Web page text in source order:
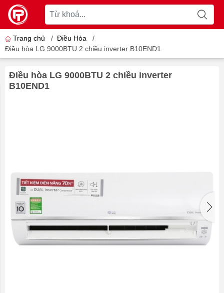
Trang chủ / Điều Hòa
/
Điều hòa LG 9000BTU 2 chiều inverter B10END1
Điều hòa LG 9000BTU 2 chiều inverter
B10END1